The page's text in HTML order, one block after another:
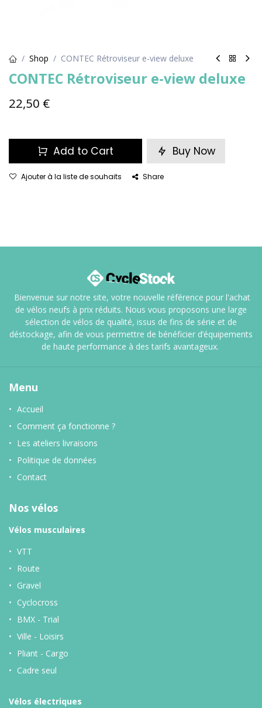
Shop CONTEC Rétroviseur e-view deluxe
CONTEC Rétroviseur e-view deluxe
22,50 €
Add to Cart Buy Now
Ajouter à la liste de souhaits Share
Bienvenue sur notre site, votre nouvelle référence pour l'achat
de vélos neufs à prix réduits. Nous vous proposons une large
sélection de vélos de qualité, issus de fins de série et de
déstockage, afin de vous permettre de bénéficier d’équipements
de haute performance à des tarifs avantageux.
Menu
Accueil
Comment ça fonctionne ?
Les ateliers livraisons
Politique de données
Contact
Nos vélos
Vélos musculaires
VTT
Route
Gravel
Cyclocross
BMX - Trial
Ville - Loisirs
Pliant - Cargo
Cadre seul
Vélos électriques